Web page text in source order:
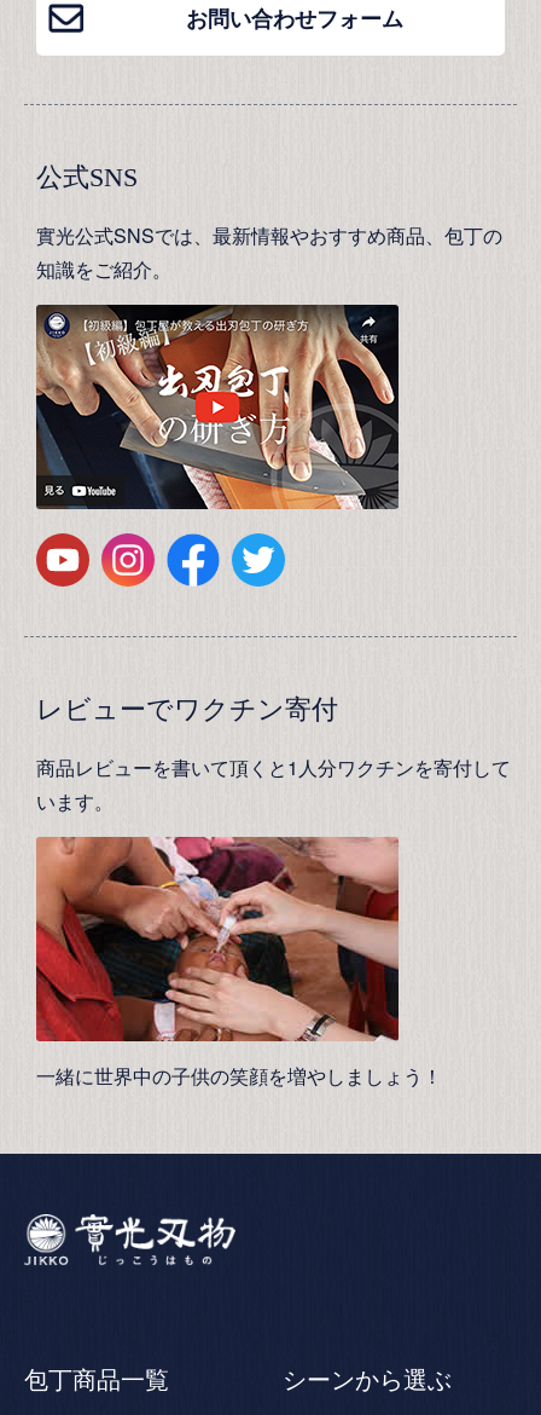
お問い合わせフォーム
公式SNS
實光公式SNSでは、最新情報やおすすめ商品、包丁の
知識をご紹介。
レビューでワクチン寄付
商品レビューを書いて頂くと1人分ワクチンを寄付して
います。
一緒に世界中の子供の笑顔を増やしましょう！
包丁商品一覧 シーンから選ぶ